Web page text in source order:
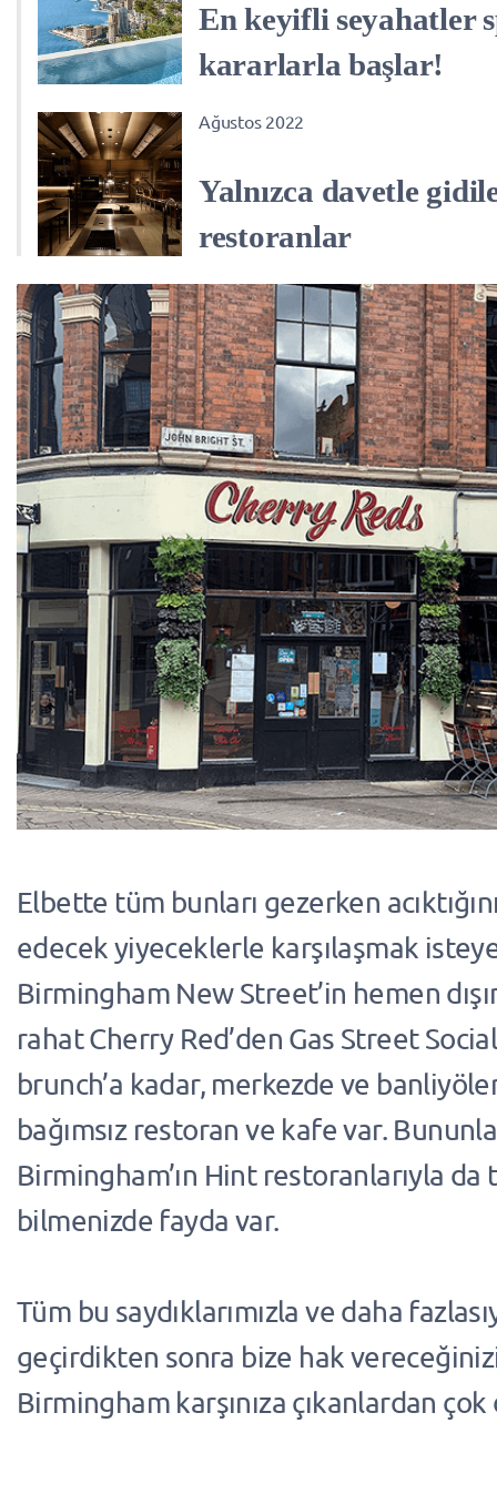
En keyifli seyahatler
kararlarla başlar!
Ağustos 2022
Yalnızca davetle
restoranlar
Elbette tüm bunları gezerken
edecek yiyeceklerle karşılaşmak
Birmingham New Street’in hemen
rahat Cherry Red’den Gas Street
brunch’a kadar, merkezde ve
bağımsız restoran ve kafe var.
Birmingham’ın Hint restoranlarıyla da
bilmenizde fayda var.
Tüm bu saydıklarımızla ve daha
geçirdikten sonra bize hak
Birmingham karşınıza çıkanlardan çok